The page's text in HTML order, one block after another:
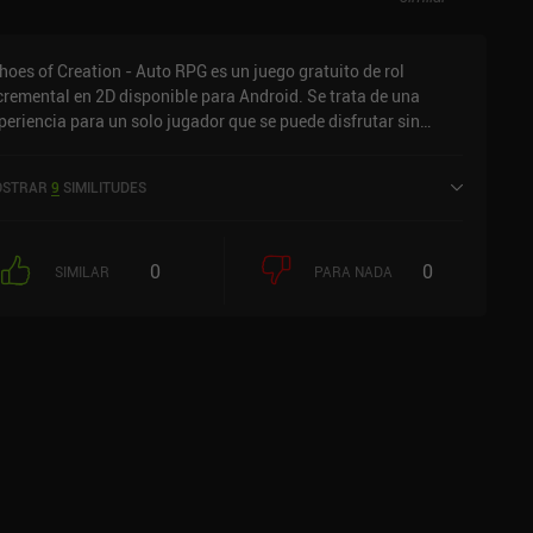
of Creation - Auto RPG es un juego gratuito de rol
en 2D disponible para Android. Se trata de una
para un solo jugador que se puede disfrutar sin
se lanzó en julio de 2025 y tiene actualmente una
9 SIMILITUDES
SIMILAR 0 PARA NADA 0